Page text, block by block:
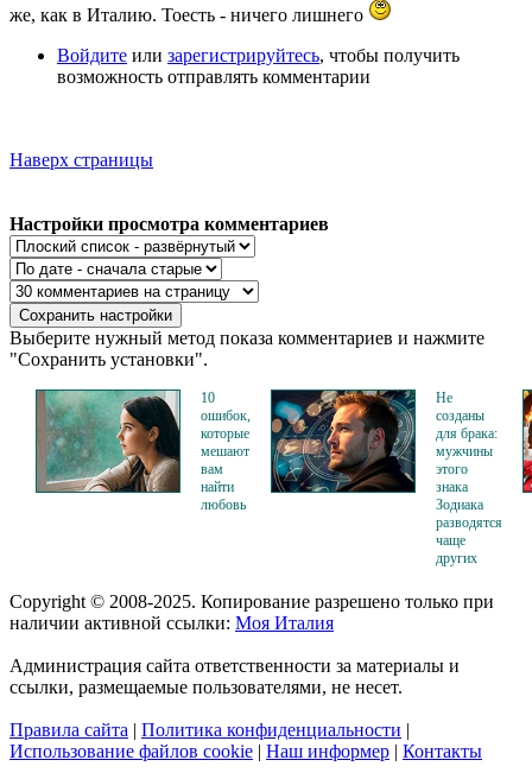
же, как в Италию. Тоесть - ничего лишнего
Войдите или зарегистрируйтесь, чтобы получить
возможность отправлять комментарии
Наверх страницы
Настройки просмотра комментариев
Выберите нужный метод показа комментариев и нажмите
"Сохранить установки".
10
ошибок,
которые
мешают
вам
найти
любовь
Не
созданы
для брака:
мужчины
этого
знака
Зодиака
разводятся
чаще
других
Copyright © 2008-2025. Копирование разрешено только при
наличии активной ссылки: Моя Италия
Администрация сайта ответственности за материалы и
ссылки, размещаемые пользователями, не несет.
Правила сайта | Политика конфиденциальности |
Использование файлов cookie | Наш информер | Контакты